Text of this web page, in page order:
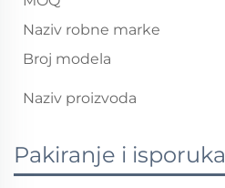
Naziv robne marke
Broj modela
Naziv proizvoda
Pakiranje i isporuka